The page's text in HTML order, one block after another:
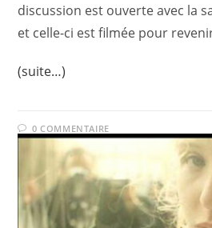
discussion est ouverte avec la
et celle-ci est filmée pour
(suite…)
0 COMMENTAIRE